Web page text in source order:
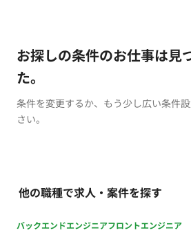
お探しの条件のお仕事は見
た。
条件を変更するか、もう少し広い条件
さい。
他の職種で求人・案件を探す
バックエンドエンジニアフロントエンジニア